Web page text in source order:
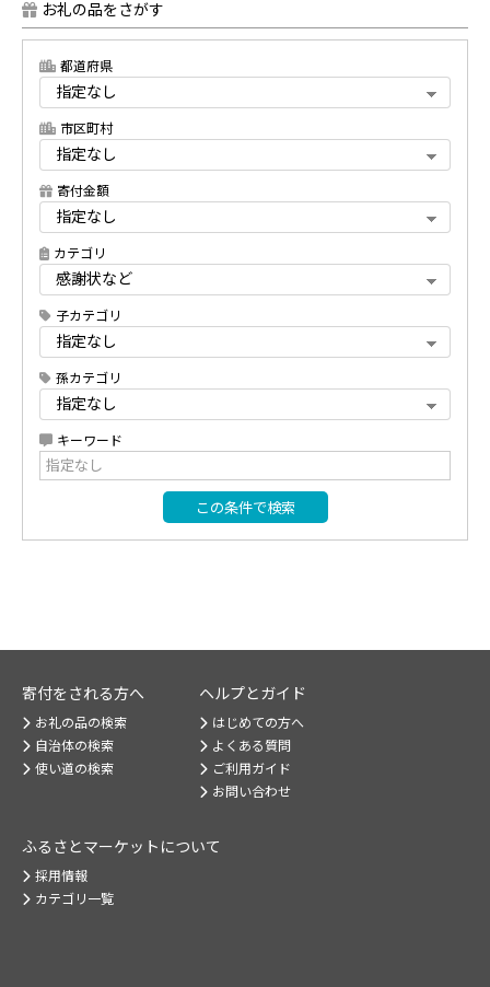
お礼の品をさがす
都道府県
市区町村
寄付金額
カテゴリ
子カテゴリ
孫カテゴリ
キーワード
この条件で検索
寄付をされる方へ
お礼の品の検索
自治体の検索
使い道の検索
ヘルプとガイド
はじめての方へ
よくある質問
ご利用ガイド
お問い合わせ
ふるさとマーケット について
採用情報
カテゴリ一覧